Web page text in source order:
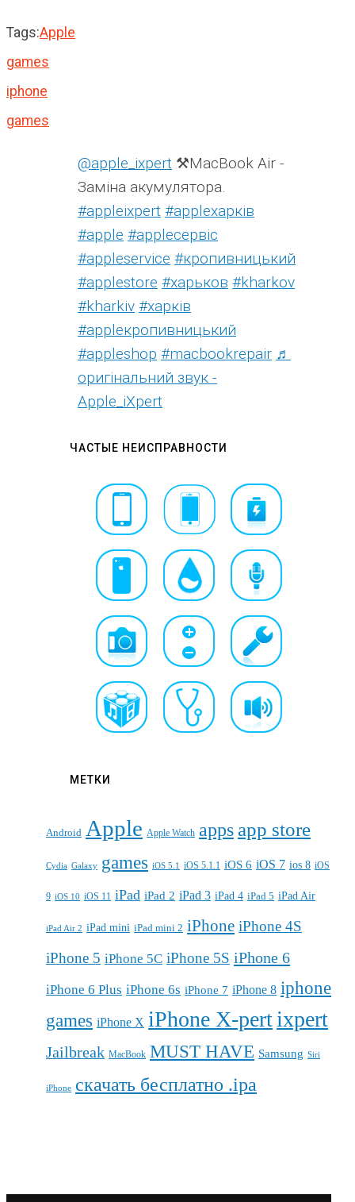
Tags:Apple
games
iphone
games
@apple_ixpert ⚒️MacBook Air -
Заміна акумулятора.
#appleixpert #аррleхарків
#apple #аррleсервіс
#appleservice #кропивницький
#applestore #харьков #kharkov
#kharkiv #харків
#appleкропивницький
#appleshop #macbookrepair ♬
оригінальний звук -
Apple_iXpert
ЧАСТЫЕ НЕИСПРАВНОСТИ
МЕТКИ
Android Apple Apple Watch apps app store
Cydia Galaxy games iOS 5.1 iOS 5.1.1 iOS 6 iOS 7 ios 8 iOS
9 iOS 10 iOS 11 iPad iPad 2 iPad 3 iPad 4 iPad 5 iPad Air
iPad Air 2 iPad mini iPad mini 2 iPhone iPhone 4S
iPhone 5 iPhone 5C iPhone 5S iPhone 6
iPhone 6 Plus iPhone 6s iPhone 7 iPhone 8 iphone
games iPhone X iPhone X-pertixpert
Jailbreak MacBook MUST HAVE Samsung Siri
iPhone скачать бесплатно .ipa